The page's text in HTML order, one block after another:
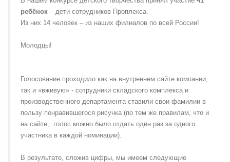
ребёнок – дети сотрудников Проплекса.
Из них 14 человек – из наших филиалов по всей России!
Молодцы!
Голосование проходило как на внутреннем сайте компании,
так и «вживую» - сотрудники складского комплекса и
производственного департамента ставили свои фамилии в
пользу понравившегося рисунка (по тем же правилам, что и
на сайте, голос можно было отдать один раз за одного
участника в каждой номинации).
В результате, сложив цифры, мы имеем следующие